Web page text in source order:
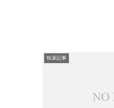
執筆記事